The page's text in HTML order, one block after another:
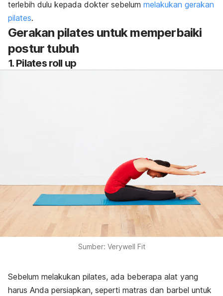
terlebih dulu kepada dokter sebelum melakukan gerakan
pilates.
Gerakan pilates untuk memperbaiki
postur tubuh
1. Pilates roll up
Sumber: Verywell Fit
Sebelum melakukan pilates, ada beberapa alat yang
harus Anda persiapkan, seperti matras dan barbel untuk